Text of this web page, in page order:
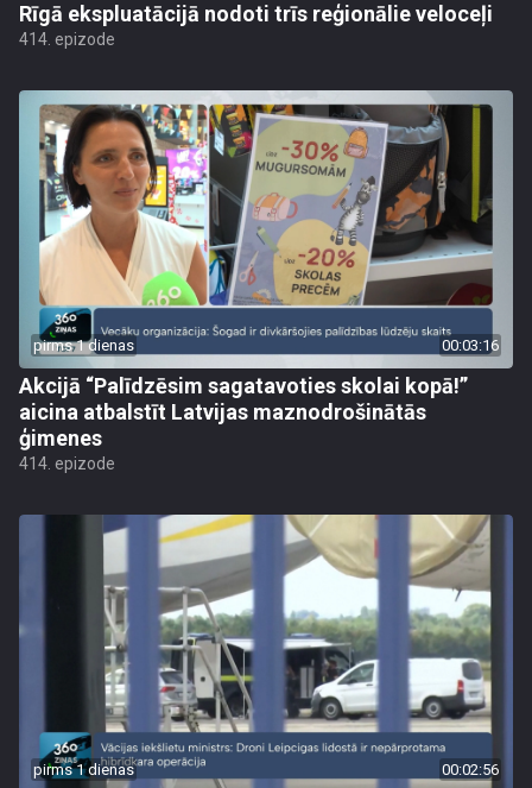
Rīgā ekspluatācijā nodoti trīs reģionālie veloceļi
414. epizode
pirms 1 dienas 00:03:16
Akcijā “Palīdzēsim sagatavoties skolai kopā!”
aicina atbalstīt Latvijas maznodrošinātās
ģimenes
414. epizode
pirms 1 dienas 00:02:56